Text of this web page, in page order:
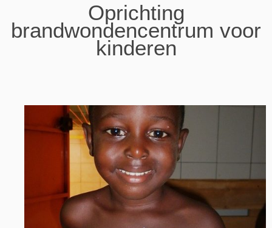
Oprichting
brandwondencentrum voor
kinderen